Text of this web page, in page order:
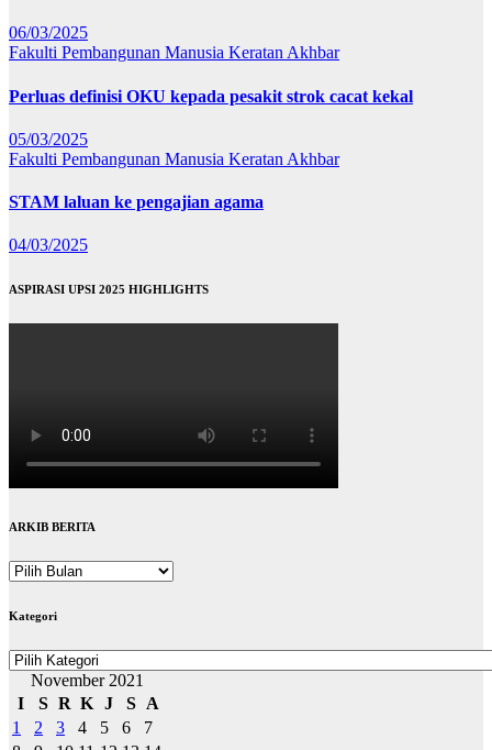
06/03/2025
Fakulti Pembangunan Manusia Keratan Akhbar
Perluas definisi OKU kepada pesakit strok cacat kekal
05/03/2025
Fakulti Pembangunan Manusia Keratan Akhbar
STAM laluan ke pengajian agama
04/03/2025
ASPIRASI UPSI 2025 HIGHLIGHTS
ARKIB BERITA
ARKIB
Kategori
Kategori
November 2021
I
S R K J S
A
1
2 3 4 5 6
7